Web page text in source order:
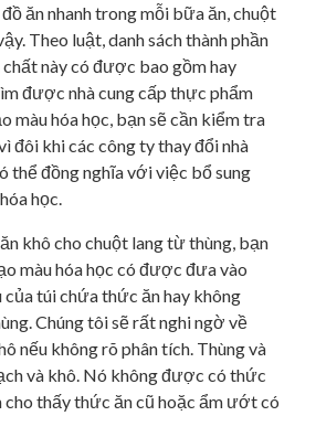
ăn nhanh trong mỗi bữa ăn, chuột
Theo luật, danh sách thành phần
chất này có được bao gồm hay
được nhà cung cấp thực phẩm
màu hóa học, bạn sẽ cần kiểm tra
đôi khi các công ty thay đổi nhà
thể đồng nghĩa với việc bổ sung
học.
khô cho chuột lang từ thùng, bạn
màu hóa học có được đưa vào
của túi chứa thức ăn hay không
Chúng tôi sẽ rất nghi ngờ về
nếu không rõ phân tích. Thùng và
và khô. Nó không được có thức
cho thấy thức ăn cũ hoặc ẩm ướt có